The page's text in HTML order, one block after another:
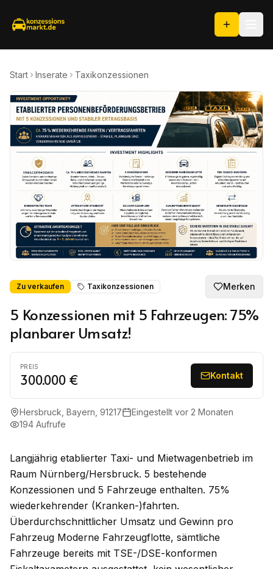
Start Inserate Taxikonzessionen
Zu verkaufen Taxikonzessionen Merken
5 Konzessionen mit 5 Fahrzeugen: 75%
planbarer Umsatz!
PREIS
300.000 € Kontakt
Hersbruck, Bayern, 91217 Eingestellt vor 2 Monaten
194 Aufrufe
Langjährig etablierter Taxi- und Mietwagenbetrieb im
Raum Nürnberg/Hersbruck. 5 bestehende
Konzessionen und 5 Fahrzeuge enthalten. 75%
wiederkehrender (Kranken-)fahrten.
Überdurchschnittlicher Umsatz und Gewinn pro
Fahrzeug Moderne Fahrzeugflotte, sämtliche
Fahrzeuge bereits mit TSE-/DSE-konformen